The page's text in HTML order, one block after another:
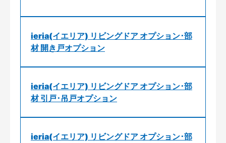
ieria(イエリア) リビングドア オプション･部
材 開き戸オプション
ieria(イエリア) リビングドア オプション･部
材 引戸･吊戸オプション
ieria(イエリア) リビングドア オプション･部